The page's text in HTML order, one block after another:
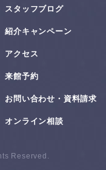
スタッフブログ
紹介キャンペーン
アクセス
来館予約
お問い合わせ・資料請求
オンライン相談
Reserved.